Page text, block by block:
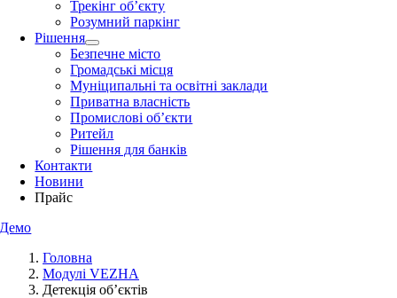
Трекінг об’єкту
Розумний паркінг
Рішення
Безпечне місто
Громадські місця
Муніципальні та освітні заклади
Приватна власність
Промислові об’єкти
Ритейл
Рішення для банків
Контакти
Новини
Прайс
Демо
Головна
Модулі VEZHA
Детекція об’єктів